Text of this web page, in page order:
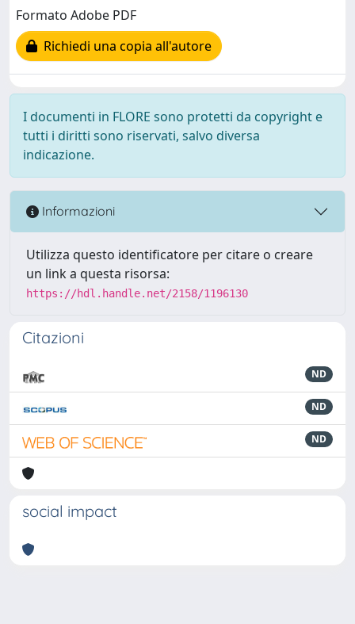
Formato Adobe PDF
Richiedi una copia all'autore
I documenti in FLORE sono protetti da copyright e
tutti i diritti sono riservati, salvo diversa
indicazione.
Informazioni
Utilizza questo identificatore per citare o creare
un link a questa risorsa:
https://hdl.handle.net/2158/1196130
Citazioni
ND
ND
ND
social impact